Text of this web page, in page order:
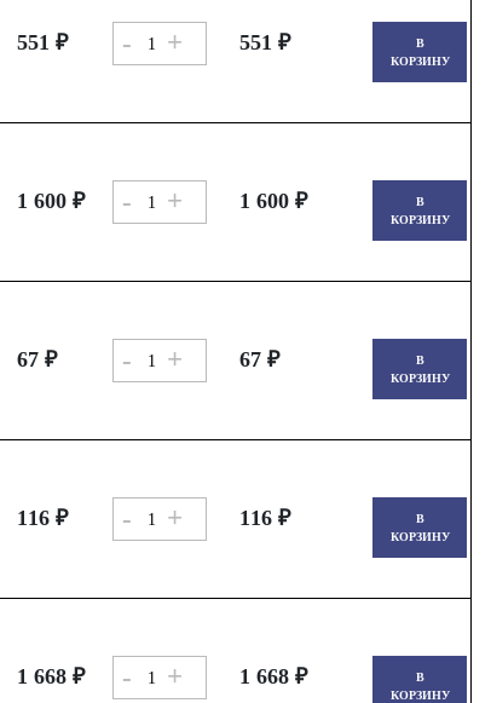
551 ₽
В
КОРЗИНУ
- + 551 ₽
1 600 ₽
В
КОРЗИНУ
- + 1 600 ₽
67 ₽
В
КОРЗИНУ
- + 67 ₽
116 ₽
В
КОРЗИНУ
- + 116 ₽
1 668 ₽
В
КОРЗИНУ
- + 1 668 ₽